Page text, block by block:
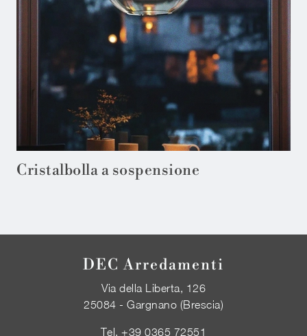
Cristalbolla a sospensione
DEC Arredamenti
Via della Liberta, 126
25084 - Gargnano (Brescia)
Tel.+39 0365 72551